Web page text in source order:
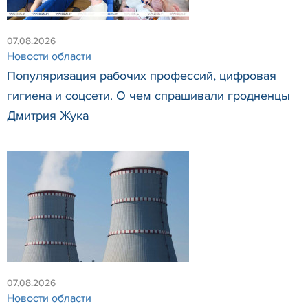
07.08.2026
Новости области
Популяризация рабочих профессий, цифровая
гигиена и соцсети. О чем спрашивали гродненцы
Дмитрия Жука
07.08.2026
Новости области